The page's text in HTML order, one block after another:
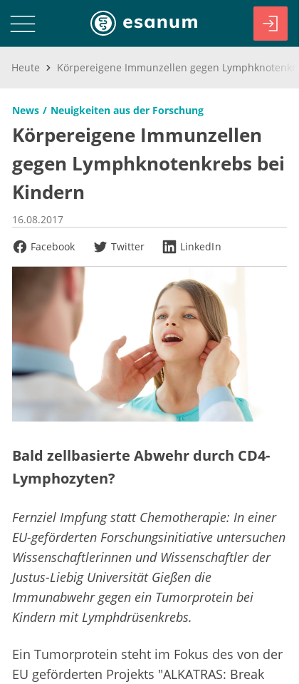
Heute
News Neuigkeiten aus der Forschung
Körpereigene Immunzellen
gegen Lymphknotenkrebs bei
Kindern
16.08.2017
Facebook
Twitter LinkedIn
Bald zellbasierte Abwehr durch CD4-
Lymphozyten?
Fernziel Impfung statt Chemotherapie: In einer
EU-geförderten Forschungsinitiative untersuchen
Wissenschaftlerinnen und Wissenschaftler der
Justus-Liebig Universität Gießen die
Immunabwehr gegen ein Tumorprotein bei
Kindern mit Lymphdrüsenkrebs.
Ein Tumorprotein steht im Fokus des von der
EU geförderten Projekts "ALKATRAS: Break